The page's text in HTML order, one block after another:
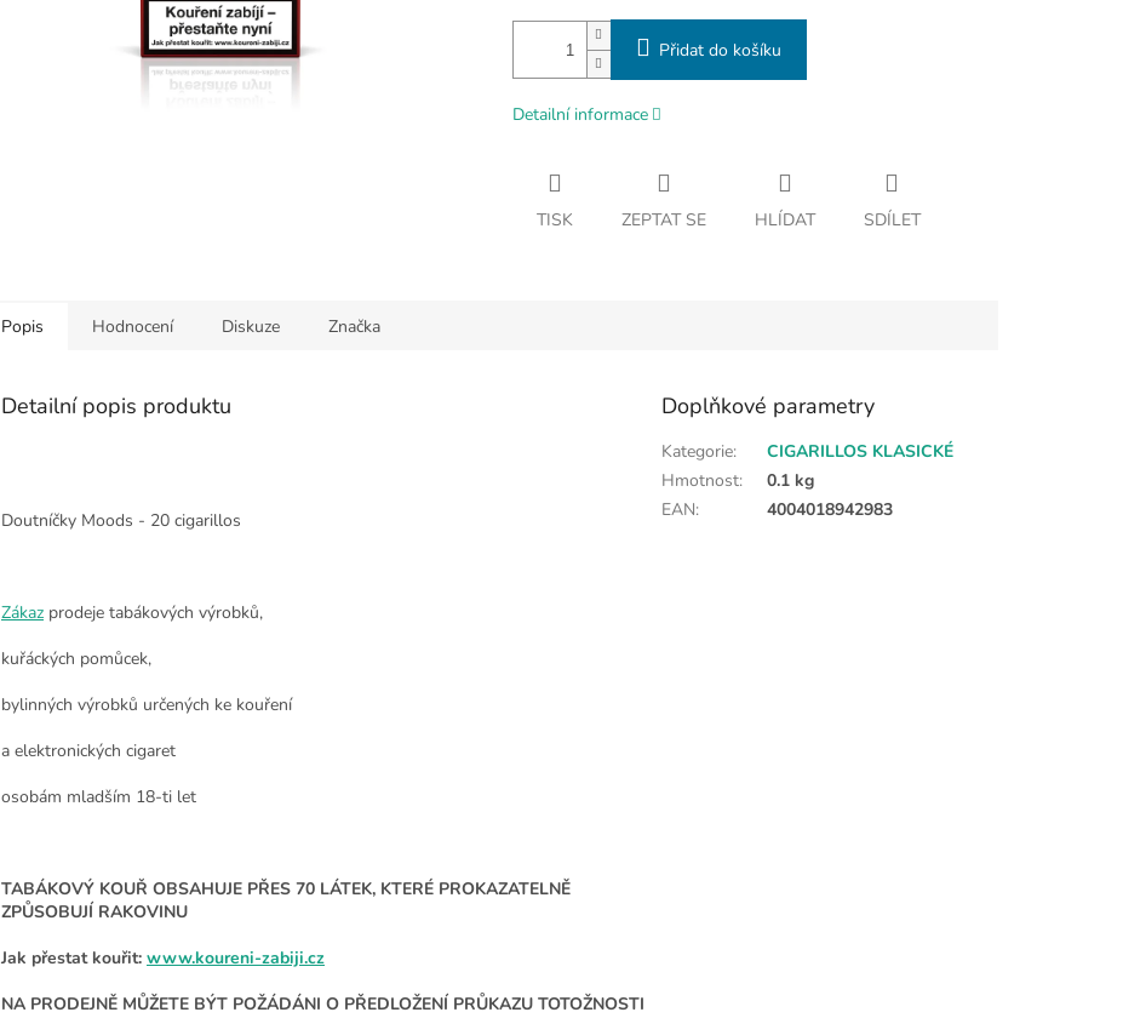
Přidat do košíku
Detailní informace
TISK ZEPTAT SE HLÍDAT SDÍLET
Popis Hodnocení Diskuze Značka
Detailní popis produktu
Doutníčky Moods - 20 cigarillos
Zákaz prodeje tabákových výrobků,
kuřáckých pomůcek,
bylinných výrobků určených ke kouření
a elektronických cigaret
osobám mladším 18-ti let
TABÁKOVÝ KOUŘ OBSAHUJE PŘES 70 LÁTEK, KTERÉ PROKAZATELNĚ
ZPŮSOBUJÍ RAKOVINU
Jak přestat kouřit: www.koureni-zabiji.cz
NA PRODEJNĚ MŮŽETE BÝT POŽÁDÁNI O PŘEDLOŽENÍ PRŮKAZU TOTOŽNOSTI
Doplňkové parametry
Kategorie:
CIGARILLOS KLASICKÉ
Hmotnost:
0.1 kg
EAN: 4004018942983